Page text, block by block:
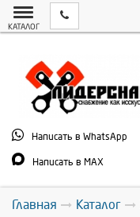
КАТАЛОГ
Написать в WhatsApp
Написать в MAX
Главная Каталог